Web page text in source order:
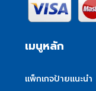
เมนูหลัก
แพ็กเกจป้ายแนะนำ